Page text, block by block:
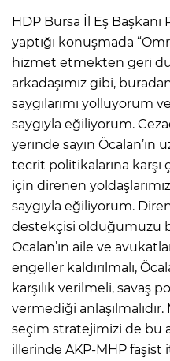
HDP Bursa İl Eş
yaptığı konuşmada
hizmet etmekten geri
arkadaşımız gibi,
saygılarımı yolluyorum
saygıyla eğiliyorum.
yerinde sayın Öcalan’ın
tecrit politikalarına karşı
için direnen
saygıyla eğiliyorum.
destekçisi olduğumuzu
Öcalan’ın aile ve
engeller kaldırılmalı,
karşılık verilmeli, savaş
vermediği
seçim stratejimizi de bu
illerinde AKP-MHP faşist